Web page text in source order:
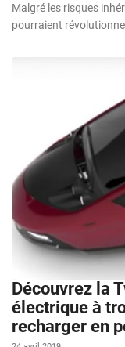
Malgré les risques
pourraient
Découvrez la
électrique à
recharger en